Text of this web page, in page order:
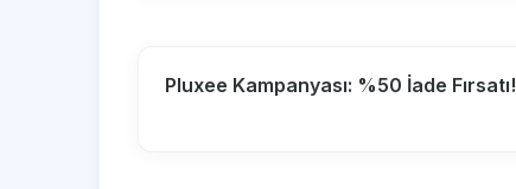
Pluxee Kampanyası: %50 İade Fırsatı!